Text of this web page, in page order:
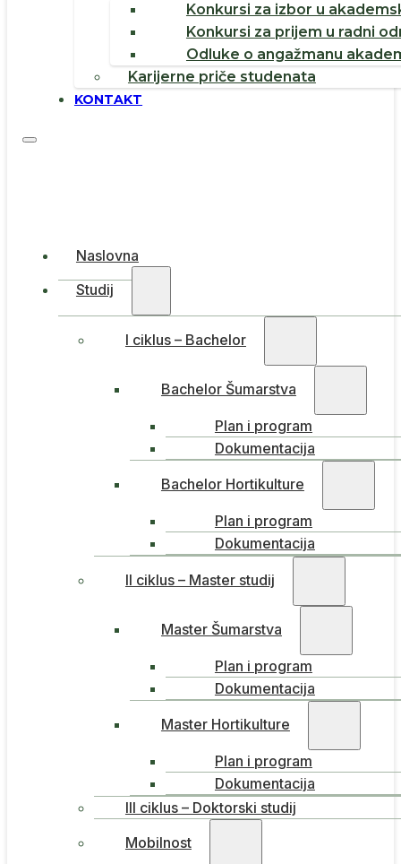
Konkursi za izbor u
Konkursi za prijem u radni
Odluke o angažmanu
Karijerne priče studenata
KONTAKT
Naslovna
Studij
I ciklus – Bachelor
Bachelor Šumarstva
Plan i program
Dokumentacija
Bachelor Hortikulture
Plan i program
Dokumentacija
II ciklus – Master studij
Master Šumarstva
Plan i program
Dokumentacija
Master Hortikulture
Plan i program
Dokumentacija
III ciklus – Doktorski studij
Mobilnost